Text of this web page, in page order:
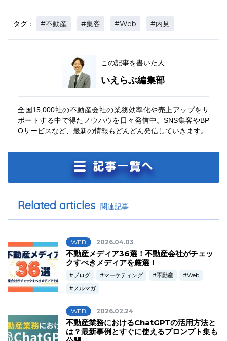
タグ： #不動産 #集客 #Web #内見
この記事を書いた人
いえらぶ編集部
全国15,000社の不動産会社の業務効率化や売上アップをサ
ポートする中で得たノウハウを日々発信中。SNS集客やBP
Oサービスなど、最新の情報もどんどん発信していきます。
Related articles 関連記事
WEB 2026.04.03
不動産メディア36選！不動産会社がチェッ
クすべきメディアを厳選！
ブログ マーケティング 不動産
Web
メルマガ
WEB 2026.02.24
不動産業務におけるChatGPTの活用方法と
は？最新事例とすぐに使えるプロンプト集も